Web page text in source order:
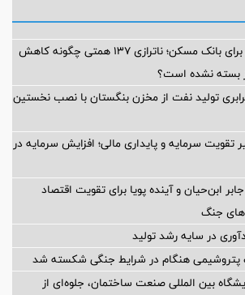
زنگ خطر ۴۵ همتی برای بانک مسکن؛ ناترازی ۱۳۷ همتی چگونه کاهش
بسته نشده است؟
تولید نفت از مخزن بنگستان با نصب نخستین
تقویت سرمایه و پایداری مالی؛ افزایش سرمایه در
ابن‌حیان و آینده پویا برای تقویت اقتصاد
جنگ
در سایه رشد تولید
پتروشیمی هنگام در شرایط جنگی شکسته شد
بین المللی صنعت ساختمان، جلوه‌ای از